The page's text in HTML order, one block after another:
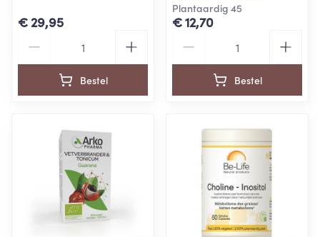
€ 29,95
Bestel
Plantaardig 45
€ 12,70
Bestel